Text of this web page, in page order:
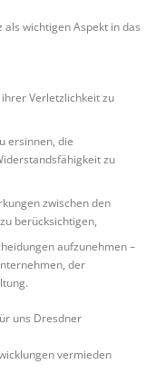
als wichtigen Aspekt in das
Verletzlichkeit zu
ersinnen, die
zu
zwischen den
berücksichtigen,
aufzunehmen –
der
uns Dresdner
vermieden